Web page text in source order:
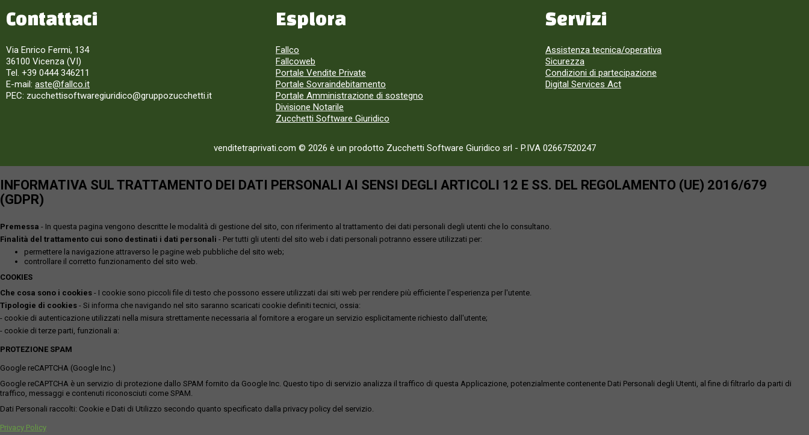
Contattaci
Via Enrico Fermi, 134
36100 Vicenza (VI)
Tel. +39 0444 346211
E-mail: aste@fallco.it
PEC: zucchettisoftwaregiuridico@gruppozucchetti.it
Esplora
Fallco
Fallcoweb
Portale Vendite Private
Portale Sovraindebitamento
Portale Amministrazione di sostegno
Divisione Notarile
Zucchetti Software Giuridico
Servizi
Assistenza tecnica/operativa
Sicurezza
Condizioni di partecipazione
Digital Services Act
venditetraprivati.com © 2026 è un prodotto Zucchetti Software Giuridico srl - P.IVA 02667520247
INFORMATIVA SUL TRATTAMENTO DEI DATI PERSONALI AI SENSI DEGLI ARTICOLI 12 E SS. DEL REGOLAMENTO (UE) 2016/679
(GDPR)
Premessa - In questa pagina vengono descritte le modalità di gestione del sito, con riferimento al trattamento dei dati personali degli utenti che lo consultano.
Finalità del trattamento cui sono destinati i dati personali - Per tutti gli utenti del sito web i dati personali potranno essere utilizzati per:
permettere la navigazione attraverso le pagine web pubbliche del sito web;
controllare il corretto funzionamento del sito web.
COOKIES
Che cosa sono i cookies - I cookie sono piccoli file di testo che possono essere utilizzati dai siti web per rendere più efficiente l'esperienza per l'utente.
Tipologie di cookies - Si informa che navigando nel sito saranno scaricati cookie definiti tecnici, ossia:
- cookie di autenticazione utilizzati nella misura strettamente necessaria al fornitore a erogare un servizio esplicitamente richiesto dall'utente;
- cookie di terze parti, funzionali a:
PROTEZIONE SPAM
Google reCAPTCHA (Google Inc.)
Google reCAPTCHA è un servizio di protezione dallo SPAM fornito da Google Inc. Questo tipo di servizio analizza il traffico di questa Applicazione, potenzialmente contenente Dati Personali degli Utenti, al fine di filtrarlo da parti di
traffico, messaggi e contenuti riconosciuti come SPAM.
Dati Personali raccolti: Cookie e Dati di Utilizzo secondo quanto specificato dalla privacy policy del servizio.
Privacy Policy